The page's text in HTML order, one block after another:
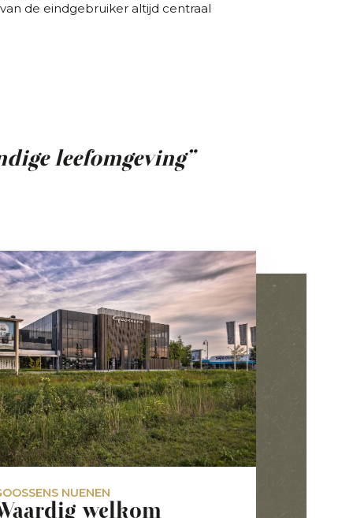
de eindgebruiker altijd centraal
leefomgeving”
NUENEN
welkom